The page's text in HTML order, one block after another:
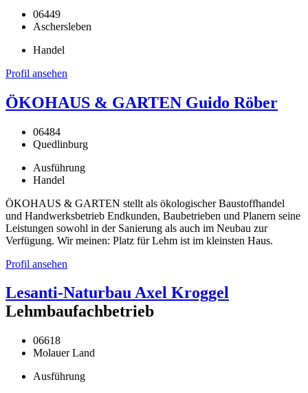
06449
Aschersleben
Handel
Profil ansehen
ÖKOHAUS & GARTEN Guido Röber
06484
Quedlinburg
Ausführung
Handel
ÖKOHAUS & GARTEN stellt als ökologischer Baustoffhandel
und Handwerksbetrieb Endkunden, Baubetrieben und Planern seine
Leistungen sowohl in der Sanierung als auch im Neubau zur
Verfügung. Wir meinen: Platz für Lehm ist im kleinsten Haus.
Profil ansehen
Lesanti-Naturbau Axel Kroggel
Lehmbaufachbetrieb
06618
Molauer Land
Ausführung